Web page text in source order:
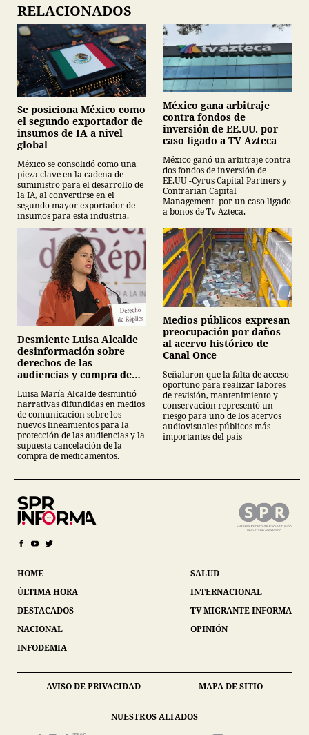
RELACIONADOS
Se posiciona México como
el segundo exportador de
insumos de IA a nivel
global
México se consolidó como una
pieza clave en la cadena de
suministro para el desarrollo de
la IA, al convertirse en el
segundo mayor exportador de
insumos para esta industria.
México gana arbitraje
contra fondos de
inversión de EE.UU. por
caso ligado a TV Azteca
México ganó un arbitraje contra
dos fondos de inversión de
EE.UU -Cyrus Capital Partners y
Contrarian Capital
Management- por un caso ligado
a bonos de Tv Azteca.
Desmiente Luisa Alcalde
desinformación sobre
derechos de las
audiencias y compra de
Luisa María Alcalde desmintió
narrativas difundidas en medios
de comunicación sobre los
nuevos lineamientos para la
protección de las audiencias y la
supuesta cancelación de la
compra de medicamentos.
Medios públicos expresan
preocupación por daños
al acervo histórico de
Canal Once
Señalaron que la falta de acceso
oportuno para realizar labores
de revisión, mantenimiento y
conservación representó un
riesgo para uno de los acervos
audiovisuales públicos más
importantes del país
HOME
ÚLTIMA HORA
DESTACADOS
NACIONAL
INFODEMIA
SALUD
INTERNACIONAL
TV MIGRANTE INFORMA
OPINIÓN
AVISO DE PRIVACIDAD MAPA DE SITIO
NUESTROS ALIADOS